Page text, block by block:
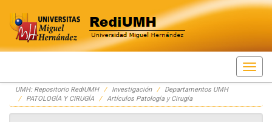
Skip
navigation
UMH: Repositorio RediUMH Investigación
Departamentos UMH
PATOLOGÍA Y CIRUGÍA
Artículos Patología y Cirugía